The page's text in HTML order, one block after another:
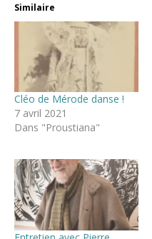
Similaire
Cléo de Mérode danse !
7 avril 2021
Dans "Proustiana"